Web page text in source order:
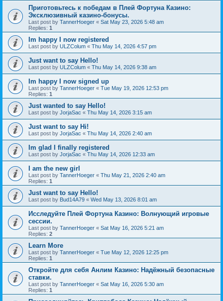
Приготовьтесь к победам в Плей Фортуна Казино:
Эксклюзивный казино-бонусы.
Last post by TannerHoeger « Sat May 23, 2026 5:48 am
Replies: 1
Im happy I now registered
Last post by ULZColum « Thu May 14, 2026 4:57 pm
Just want to say Hello!
Last post by ULZColum « Thu May 14, 2026 9:38 am
Im happy I now signed up
Last post by TannerHoeger « Tue May 19, 2026 12:53 pm
Replies: 1
Just wanted to say Hello!
Last post by JorjaSac « Thu May 14, 2026 3:15 am
Just want to say Hi!
Last post by JorjaSac « Thu May 14, 2026 2:40 am
Im glad I finally registered
Last post by JorjaSac « Thu May 14, 2026 12:33 am
I am the new girl
Last post by TannerHoeger « Thu May 21, 2026 2:40 am
Replies: 1
Just want to say Hello!
Last post by Bud14A79 « Wed May 13, 2026 8:01 am
Исследуйте Плей Фортуна Казино: Волнующий игровые
сессии.
Last post by TannerHoeger « Sat May 16, 2026 5:21 am
Replies: 2
Learn More
Last post by TannerHoeger « Tue May 12, 2026 12:25 pm
Replies: 1
Откройте для себя Анлим Казино: Надёжный безопасные
ставки.
Last post by TannerHoeger « Sat May 16, 2026 5:30 am
Replies: 1